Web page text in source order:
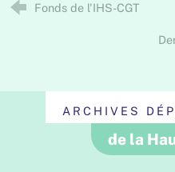
Fonds de l'IHS-CGT
ARCHIVES
de la